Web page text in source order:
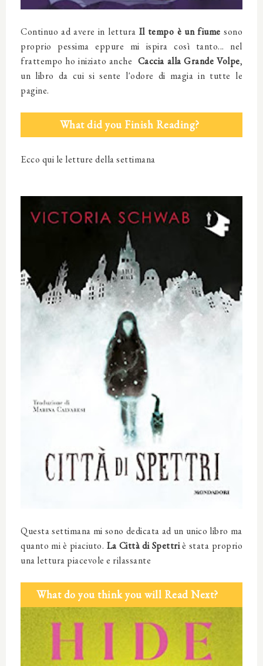
Continuo ad avere in lettura Il tempo è un fiume sono
proprio pessima eppure mi ispira così tanto... nel
frattempo ho iniziato anche Caccia alla Grande Volpe,
un libro da cui si sente l'odore di magia in tutte le
pagine.
What did you Finish Reading?
Ecco qui le letture della settimana
Questa settimana mi sono dedicata ad un unico libro ma
quanto mi è piaciuto. La Città di Spettriè stata proprio
una lettura piacevole e rilassante
What do you think you will Read Next?